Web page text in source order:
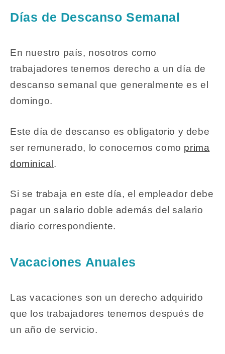
Días de Descanso Semanal
En nuestro país, nosotros como
trabajadores tenemos derecho a un día de
descanso semanal que generalmente es el
domingo.
Este día de descanso es obligatorio y debe
ser remunerado, lo conocemos como prima
dominical.
Si se trabaja en este día, el empleador debe
pagar un salario doble además del salario
diario correspondiente.
Vacaciones Anuales
Las vacaciones son un derecho adquirido
que los trabajadores tenemos después de
un año de servicio.